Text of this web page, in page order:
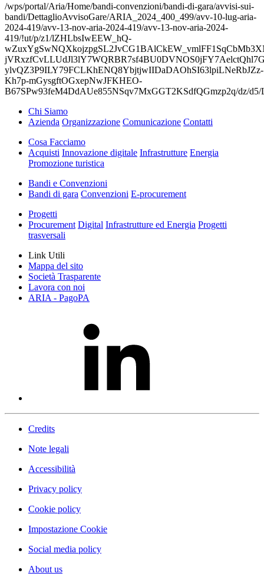
/wps/portal/Aria/Home/bandi-convenzioni/bandi-di-gara/avvisi-sui-
bandi/DettaglioAvvisoGare/ARIA_2024_400_499/avv-10-lug-aria-
2024-419/avv-13-nov-aria-2024-419/avv-13-nov-aria-2024-
419/!ut/p/z1/lZHLbsIwEEW_hQ-
ylvQZ3P9ILY79FCLKhENQ8YbjtjwIIDaDAOhSI63lpiLNeRbJZz-
Kh7p-mGysgftOGxepNwJFKHEO-
B67SPw93feM4DdAUe855NSqv7MxGGT2KSdfQGmzp2q/dz/
Chi Siamo
Azienda Organizzazione Comunicazione Contatti
Cosa Facciamo
Acquisti Innovazione digitale Infrastrutture Energia
Promozione turistica
Bandi e Convenzioni
Bandi di gara Convenzioni E-procurement
Progetti
Procurement Digital Infrastrutture ed Energia Progetti
trasversali
Link Utili
Mappa del sito
Società Trasparente
Lavora con noi
ARIA - PagoPA
Credits
Note legali
Accessibilità
Privacy policy
Cookie policy
Impostazione Cookie
Social media policy
About us